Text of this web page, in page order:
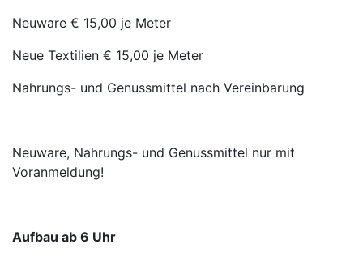
Neuware € 15,00 je Meter
Neue Textilien € 15,00 je Meter
Nahrungs- und Genussmittel nach Vereinbarung
Neuware, Nahrungs- und Genussmittel nur mit
Voranmeldung!
Aufbau ab 6 Uhr